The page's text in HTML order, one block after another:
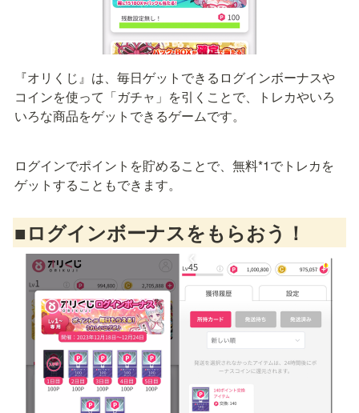
『オリくじ』は、毎日ゲットできるログインボーナスや
コインを使って「ガチャ」を引くことで、トレカやいろ
いろな商品をゲットできるゲームです。
ログインでポイントを貯めることで、無料*1でトレカを
ゲットすることもできます。
■ログインボーナスをもらおう！